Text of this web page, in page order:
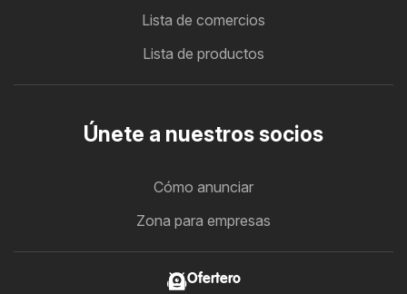
Lista de comercios
Lista de productos
Únete a nuestros socios
Cómo anunciar
Zona para empresas
Ofertero